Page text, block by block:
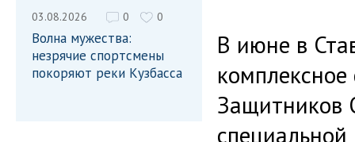
03.08.2026 0 0
Волна мужества:
незрячие спортсмены
покоряют реки Кузбасса
В июне в
Защитников